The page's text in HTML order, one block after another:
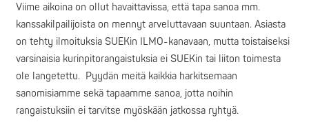
Viime aikoina on ollut havaittavissa, että tapa sanoa mm.
kanssakilpailijoista on mennyt arveluttavaan suuntaan. Asiasta
on tehty ilmoituksia SUEKin ILMO-kanavaan, mutta toistaiseksi
varsinaisia kurinpitorangaistuksia ei SUEKin tai liiton toimesta
ole langetettu. Pyydän meitä kaikkia harkitsemaan
sanomisiamme sekä tapaamme sanoa, jotta noihin
rangaistuksiin ei tarvitse myöskään jatkossa ryhtyä.